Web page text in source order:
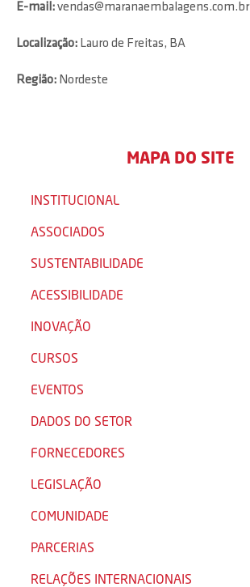
E-mail:vendas@maranaembalagens.com.br
Localização: Lauro de Freitas, BA
Região: Nordeste
MAPA DO SITE
INSTITUCIONAL
ASSOCIADOS
SUSTENTABILIDADE
ACESSIBILIDADE
INOVAÇÃO
CURSOS
EVENTOS
DADOS DO SETOR
FORNECEDORES
LEGISLAÇÃO
COMUNIDADE
PARCERIAS
RELAÇÕES INTERNACIONAIS